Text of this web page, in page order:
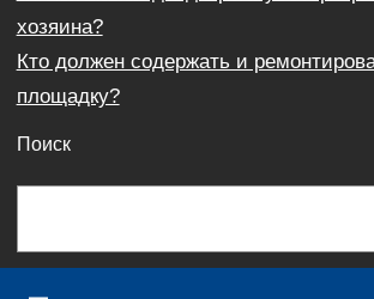
хозяина?
Кто должен содержать и
площадку?
Поиск
и